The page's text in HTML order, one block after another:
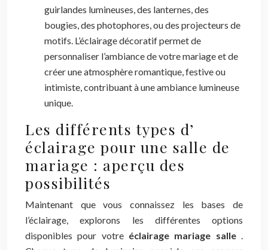
guirlandes lumineuses, des lanternes, des
bougies, des photophores, ou des projecteurs de
motifs. L’éclairage décoratif permet de
personnaliser l’ambiance de votre mariage et de
créer une atmosphère romantique, festive ou
intimiste, contribuant à une ambiance lumineuse
unique.
Les différents types d’
éclairage pour une salle de
mariage : aperçu des
possibilités
Maintenant que vous connaissez les bases de
l’éclairage, explorons les différentes options
disponibles pour votre éclairage mariage salle .